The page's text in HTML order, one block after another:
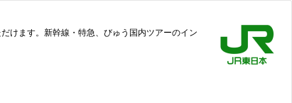
けます。新幹線・特急、びゅう国内ツアーのイン